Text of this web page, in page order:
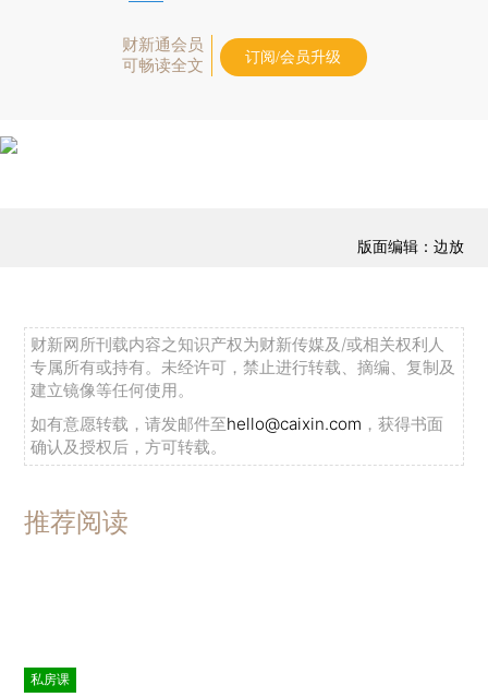
财新通会员
可畅读全文
订阅/会员升级
版面编辑：边放
财新网所刊载内容之知识产权为财新传媒及/或相关权利人
专属所有或持有。未经许可，禁止进行转载、摘编、复制及
建立镜像等任何使用。
如有意愿转载，请发邮件至hello@caixin.com ，获得书面
确认及授权后，方可转载。
推荐阅读
私房课